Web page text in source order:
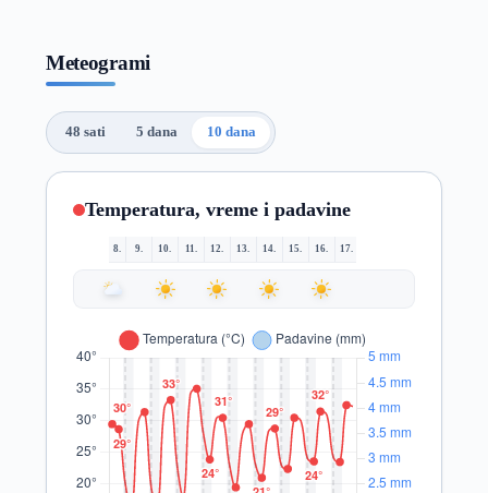
Meteogrami
48 sati 5 dana 10 dana
Temperatura, vreme i padavine
8. 9. 10. 11. 12. 13. 14. 15. 16. 17.